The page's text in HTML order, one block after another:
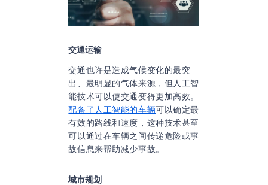
交通运输
交通也许是造成气候变化的最突
出、最明显的气体来源，但人工智
能技术可以使交通变得更加高效。
配备了人工智能的车辆可以确定最
有效的路线和速度，这种技术甚至
可以通过在车辆之间传递危险或事
故信息来帮助减少事故。
城市规划